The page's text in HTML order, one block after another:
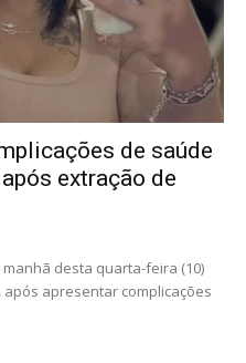
de saúde
extração de
desta quarta-feira (10)
após apresentar complicações